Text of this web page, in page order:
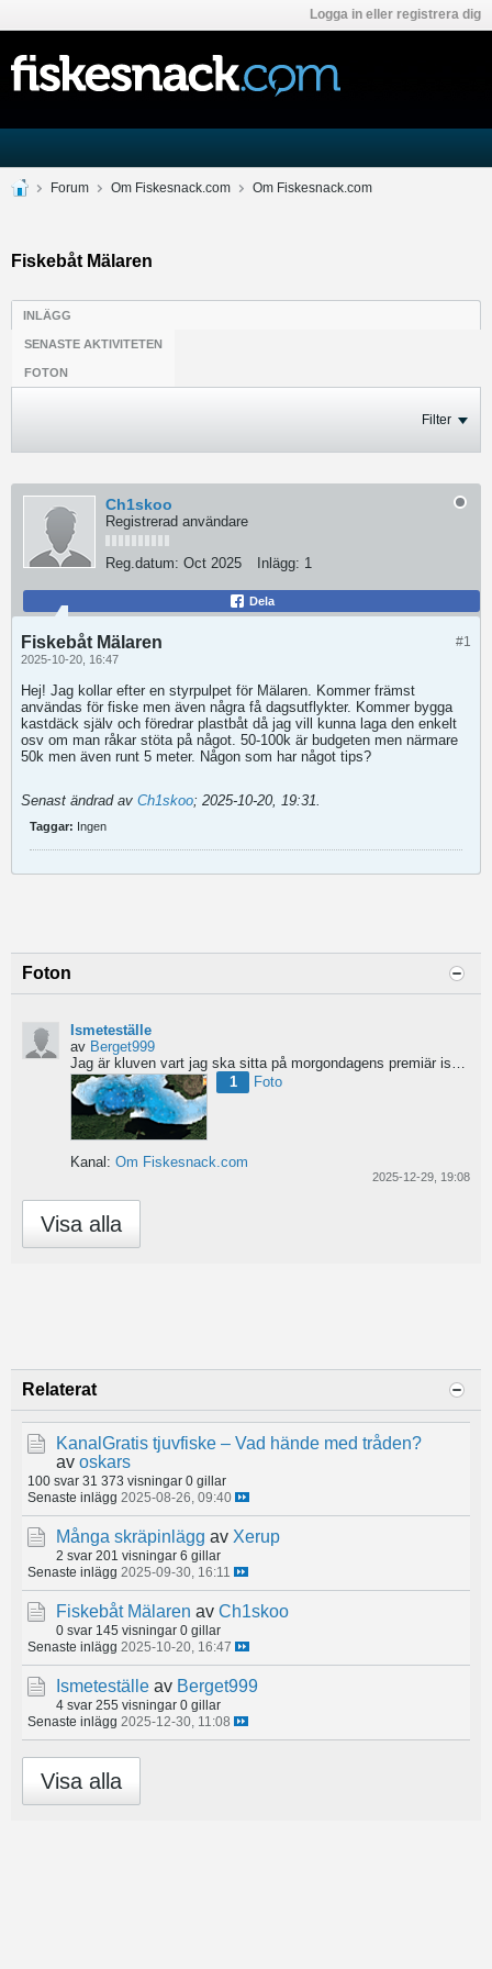
Logga in eller registrera dig
Forum Om Fiskesnack.com Om Fiskesnack.com
Fiskebåt Mälaren
INLÄGG
SENASTE AKTIVITETEN
FOTON
Filter
Ch1skoo
Registrerad användare
Reg.datum: Oct 2025 Inlägg: 1
Dela
#1
Fiskebåt Mälaren
2025-10-20, 16:47
Hej! Jag kollar efter en styrpulpet för Mälaren. Kommer främst
användas för fiske men även några få dagsutflykter. Kommer bygga
kastdäck själv och föredrar plastbåt då jag vill kunna laga den enkelt
osv om man råkar stöta på något. 50-100k är budgeten men närmare
50k men även runt 5 meter. Någon som har något tips?
Senast ändrad av Ch1skoo; 2025-10-20, 19:31.
Taggar: Ingen
Foton
Ismeteställe
av Berget999
Jag är kluven vart jag ska sitta på morgondagens premiär ismete tur. Ge gärna tips på vart ni hade satt...
1
Foto
Kanal: Om Fiskesnack.com
2025-12-29, 19:08
Visa alla
Relaterat
KanalGratis tjuvfiske – Vad hände med tråden?
av oskars
100 svar 31 373 visningar 0 gillar
Senaste inlägg 2025-08-26, 09:40
Många skräpinlägg av Xerup
2 svar 201 visningar 6 gillar
Senaste inlägg 2025-09-30, 16:11
Fiskebåt Mälaren av Ch1skoo
0 svar 145 visningar 0 gillar
Senaste inlägg 2025-10-20, 16:47
Ismeteställe av Berget999
4 svar 255 visningar 0 gillar
Senaste inlägg 2025-12-30, 11:08
Visa alla